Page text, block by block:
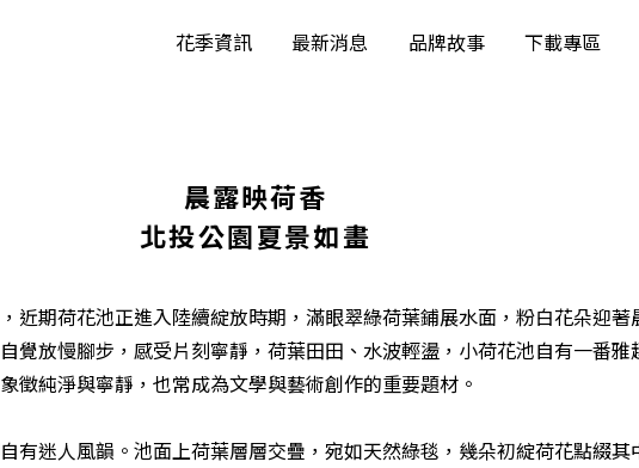
花季資訊 最新消息 品牌故事 下載專區
晨露映荷香
北投公園夏景如畫
近期荷花池正進入陸續綻放時期，滿眼翠綠荷葉鋪展水面，粉白花朵迎
覺放慢腳步，感受片刻寧靜，荷葉田田、水波輕盪，小荷花池自有一番
徵純淨與寧靜，也常成為文學與藝術創作的重要題材。
有迷人風韻。池面上荷葉層層交疊，宛如天然綠毯，幾朵初綻荷花點綴其